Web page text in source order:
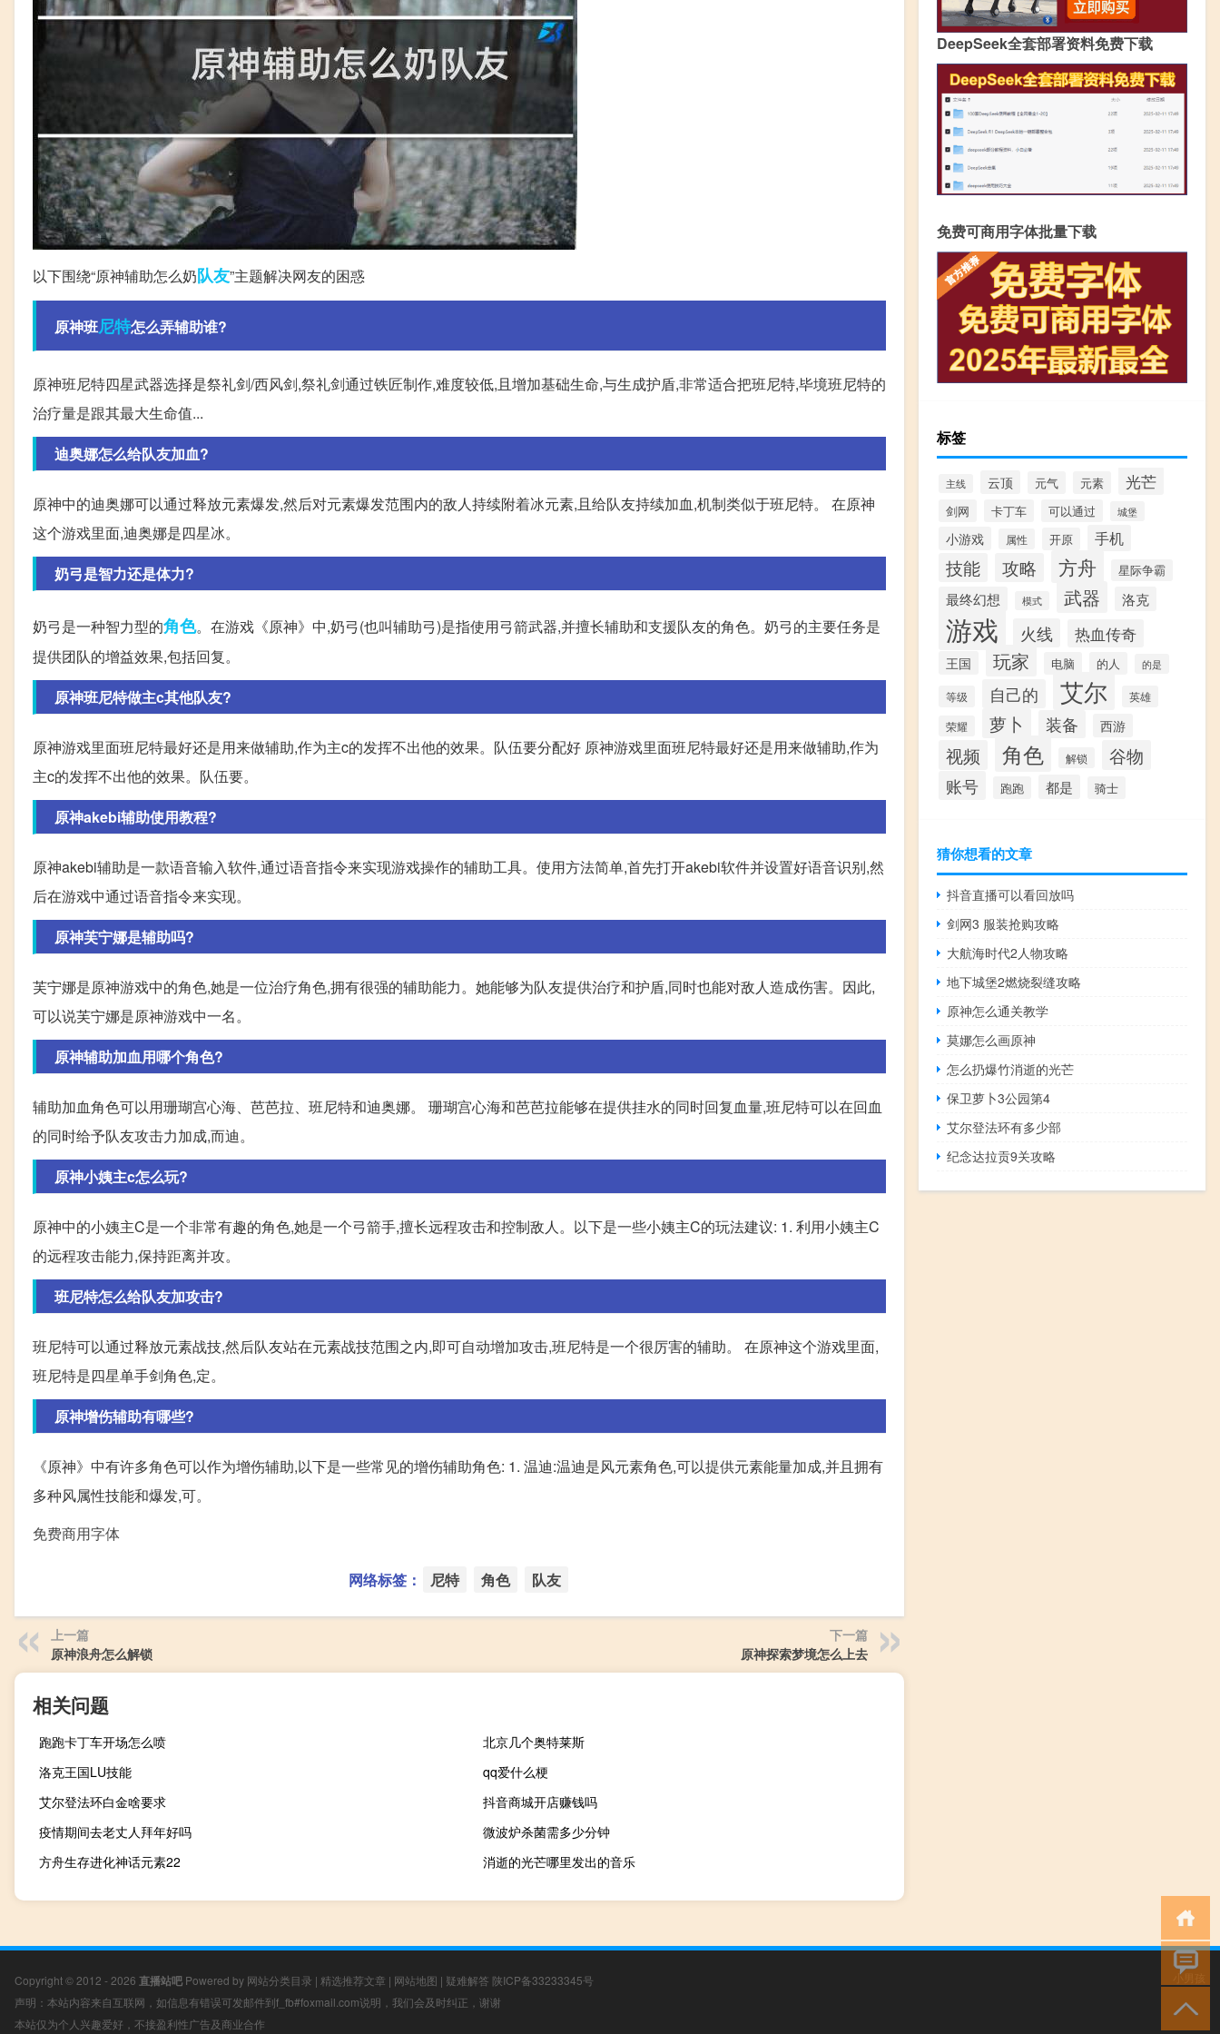
以下围绕“原神辅助怎么奶队友”主题解决网友的困惑
原神班尼特怎么弄辅助谁?
原神班尼特四星武器选择是祭礼剑/西风剑,祭礼剑通过铁匠制作,难度较低,且增加基础生命,与生成护盾,非常适合把班尼特,毕境班尼特的
治疗量是跟其最大生命值...
迪奥娜怎么给队友加血?
原神中的迪奥娜可以通过释放元素爆发,然后对元素爆发范围内的敌人持续附着冰元素,且给队友持续加血,机制类似于班尼特。 在原神
这个游戏里面,迪奥娜是四星冰。
奶弓是智力还是体力?
奶弓是一种智力型的角色。在游戏《原神》中,奶弓(也叫辅助弓)是指使用弓箭武器,并擅长辅助和支援队友的角色。奶弓的主要任务是
提供团队的增益效果,包括回复。
原神班尼特做主c其他队友?
原神游戏里面班尼特最好还是用来做辅助,作为主c的发挥不出他的效果。队伍要分配好 原神游戏里面班尼特最好还是用来做辅助,作为
主c的发挥不出他的效果。队伍要。
原神akebi辅助使用教程?
原神akebi辅助是一款语音输入软件,通过语音指令来实现游戏操作的辅助工具。使用方法简单,首先打开akebi软件并设置好语音识别,然
后在游戏中通过语音指令来实现。
原神芙宁娜是辅助吗?
芙宁娜是原神游戏中的角色,她是一位治疗角色,拥有很强的辅助能力。她能够为队友提供治疗和护盾,同时也能对敌人造成伤害。因此,
可以说芙宁娜是原神游戏中一名。
原神辅助加血用哪个角色?
辅助加血角色可以用珊瑚宫心海、芭芭拉、班尼特和迪奥娜。 珊瑚宫心海和芭芭拉能够在提供挂水的同时回复血量,班尼特可以在回血
的同时给予队友攻击力加成,而迪。
原神小姨主c怎么玩?
原神中的小姨主C是一个非常有趣的角色,她是一个弓箭手,擅长远程攻击和控制敌人。以下是一些小姨主C的玩法建议: 1. 利用小姨主C
的远程攻击能力,保持距离并攻。
班尼特怎么给队友加攻击?
班尼特可以通过释放元素战技,然后队友站在元素战技范围之内,即可自动增加攻击,班尼特是一个很厉害的辅助。 在原神这个游戏里面,
班尼特是四星单手剑角色,定。
原神增伤辅助有哪些?
《原神》中有许多角色可以作为增伤辅助,以下是一些常见的增伤辅助角色: 1. 温迪:温迪是风元素角色,可以提供元素能量加成,并且拥有
多种风属性技能和爆发,可。
免费商用字体
网络标签： 尼特 角色 队友
上一篇
原神浪舟怎么解锁
下一篇
原神探索梦境怎么上去
相关问题
跑跑卡丁车开场怎么喷
北京几个奥特莱斯
洛克王国LU技能
qq爱什么梗
艾尔登法环白金啥要求
抖音商城开店赚钱吗
疫情期间去老丈人拜年好吗
微波炉杀菌需多少分钟
方舟生存进化神话元素22
消逝的光芒哪里发出的音乐
DeepSeek全套部署资料免费下载
免费可商用字体批量下载
标签
主线 云顶 元气 元素 光芒
剑网 卡丁车 可以通过 城堡
小游戏 属性 开原 手机
技能 攻略 方舟 星际争霸
最终幻想 模式 武器 洛克
游戏 火线 热血传奇
王国 玩家 电脑 的人 的是
等级 自己的 艾尔 英雄
荣耀 萝卜 装备 西游
视频 角色 解锁 谷物
账号 跑跑 都是 骑士
猜你想看的文章
抖音直播可以看回放吗
剑网3 服装抢购攻略
大航海时代2人物攻略
地下城堡2燃烧裂缝攻略
原神怎么通关教学
莫娜怎么画原神
怎么扔爆竹消逝的光芒
保卫萝卜3公园第4
艾尔登法环有多少部
纪念达拉贡9关攻略
Copyright © 2012 - 2026 直播站吧 Powered by 网站分类目录 | 精选推荐文章 | 网站地图 | 疑难解答 陕ICP备33233345号
声明：本站内容来自互联网，如信息有错误可发邮件到f_fb#foxmail.com说明，我们会及时纠正，谢谢
本站仅为个人兴趣爱好，不接盈利性广告及商业合作
小男孩